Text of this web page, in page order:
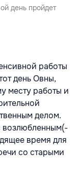
день пройдет
работы
день Овны,
месту работы и
делом.
возлюбленным(-
время для
со старыми